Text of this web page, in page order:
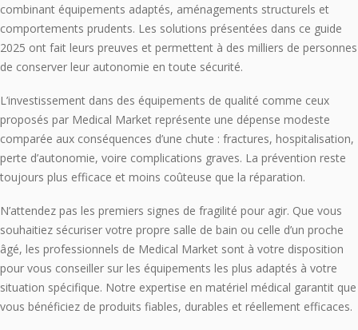
combinant équipements adaptés, aménagements structurels et
comportements prudents. Les solutions présentées dans ce guide
2025 ont fait leurs preuves et permettent à des milliers de personnes
de conserver leur autonomie en toute sécurité.
L’investissement dans des équipements de qualité comme ceux
proposés par Medical Market représente une dépense modeste
comparée aux conséquences d’une chute : fractures, hospitalisation,
perte d’autonomie, voire complications graves. La prévention reste
toujours plus efficace et moins coûteuse que la réparation.
N’attendez pas les premiers signes de fragilité pour agir. Que vous
souhaitiez sécuriser votre propre salle de bain ou celle d’un proche
âgé, les professionnels de Medical Market sont à votre disposition
pour vous conseiller sur les équipements les plus adaptés à votre
situation spécifique. Notre expertise en matériel médical garantit que
vous bénéficiez de produits fiables, durables et réellement efficaces.